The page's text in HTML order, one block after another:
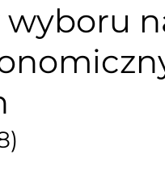
wyboru